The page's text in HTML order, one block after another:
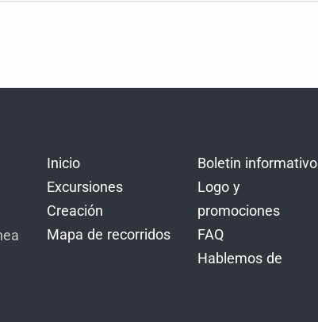
Inicio
Excursiones
Creación
Mapa de recorridos
Boletin informativo
Logo y
promociones
FAQ
Hablemos de